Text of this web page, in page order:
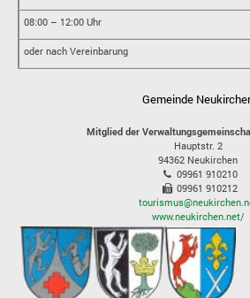
08:00 – 12:00 Uhr
oder nach Vereinbarung
Gemeinde
Mitglied der
Hauptstr. 2
94362 Neukirchen
09961 910210
09961 910212
www.neukirchen.net/